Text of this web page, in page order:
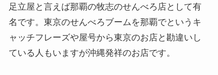
足立屋と言えば那覇の牧志のせんべろ店として有
名です。東京のせんべろブームを那覇でというキ
ャッチフレーズや屋号から東京のお店と勘違いし
ている人もいますが沖縄発祥のお店です。